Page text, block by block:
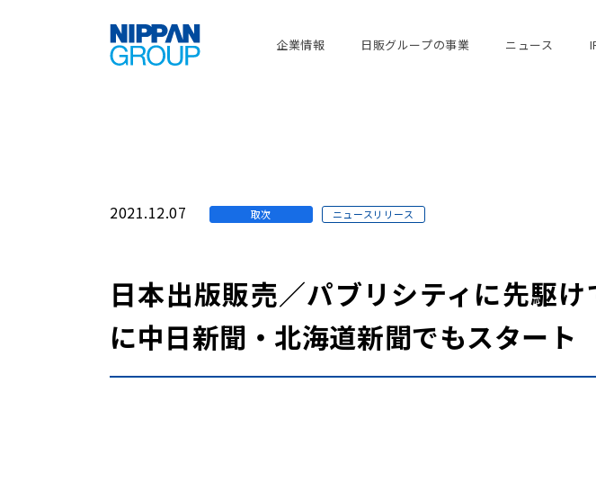
企業情報 日販グループの事業 ニュース
2021.12.07 取次 ニュースリリース
日本出版販売／パブリシティに先駆
に中日新聞・北海道新聞でもスタート